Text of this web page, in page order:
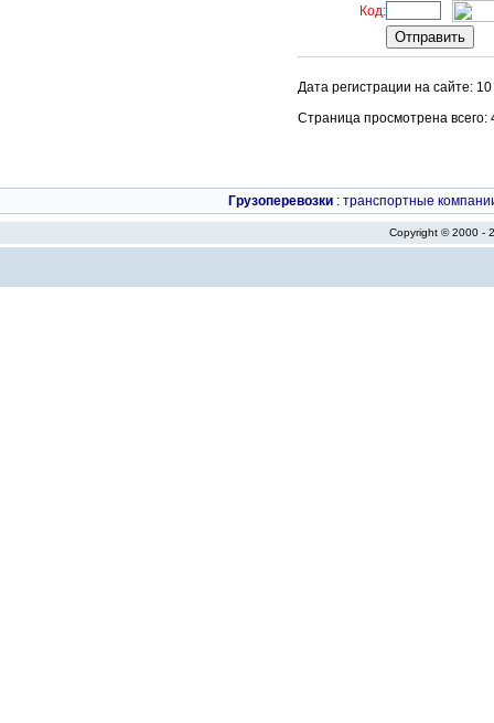
Код:
Дата регистрации на сайте:
Страница просмотрена всего:
Грузоперевозки : транспортные
Copyright © 2000 -